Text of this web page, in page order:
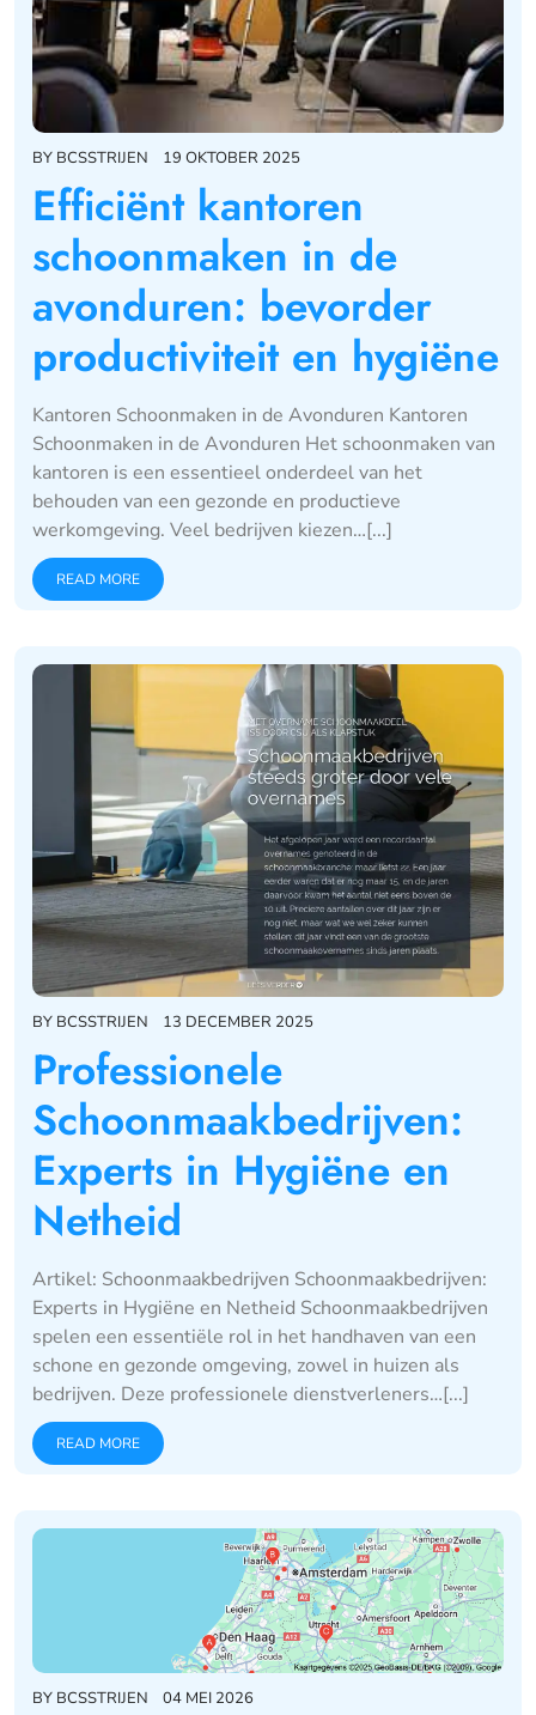
BY BCSSTRIJEN 19 OKTOBER 2025
Efficiënt kantoren
schoonmaken in de
avonduren: bevorder
productiviteit en hygiëne
Kantoren Schoonmaken in de Avonduren Kantoren
Schoonmaken in de Avonduren Het schoonmaken van
kantoren is een essentieel onderdeel van het
behouden van een gezonde en productieve
werkomgeving. Veel bedrijven kiezen…[...]
READ MORE
BY BCSSTRIJEN 13 DECEMBER 2025
Professionele
Schoonmaakbedrijven:
Experts in Hygiëne en
Netheid
Artikel: Schoonmaakbedrijven Schoonmaakbedrijven:
Experts in Hygiëne en Netheid Schoonmaakbedrijven
spelen een essentiële rol in het handhaven van een
schone en gezonde omgeving, zowel in huizen als
bedrijven. Deze professionele dienstverleners…[...]
READ MORE
BY BCSSTRIJEN 04 MEI 2026